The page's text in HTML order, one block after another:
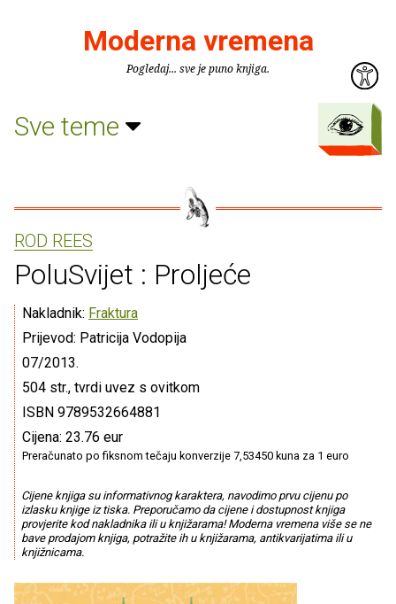
Moderna vremena
Pogledaj... sve je puno knjiga.
Sve teme
ROD REES
PoluSvijet : Proljeće
Nakladnik: Fraktura
Prijevod: Patricija Vodopija
07/2013.
504 str., tvrdi uvez s ovitkom
ISBN 9789532664881
Cijena: 23.76 eur
Preračunato po fiksnom tečaju konverzije 7,53450 kuna za 1 euro
Cijene knjiga su informativnog karaktera, navodimo prvu cijenu po
izlasku knjige iz tiska. Preporučamo da cijene i dostupnost knjiga
provjerite kod nakladnika ili u knjižarama! Moderna vremena više se ne
bave prodajom knjiga, potražite ih u knjižarama, antikvarijatima ili u
knjižnicama.